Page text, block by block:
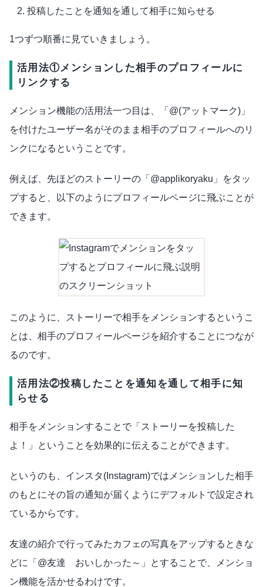
投稿したことを通知を通して相手に知らせる
1つずつ順番に見ていきましょう。
活用法①メンションした相手のプロフィールに
リンクする
メンション機能の活用法一つ目は、「@(アットマーク)」
を付けたユーザー名がそのまま相手のプロフィールへのリ
ンクになるということです。
例えば、先ほどのストーリーの「@applikoryaku」をタッ
プすると、以下のようにプロフィールページに飛ぶことが
できます。
このように、ストーリーで相手をメンションするというこ
とは、相手のプロフィールページを紹介することにつなが
るのです。
活用法②投稿したことを通知を通して相手に知
らせる
相手をメンションすることで「ストーリーを投稿した
よ！」ということを効果的に伝えることができます。
というのも、インスタ(Instagram)ではメンションした相手
のもとにその旨の通知が届くようにデフォルトで設定され
ているからです。
友達の紹介で行ってみたカフェの写真をアップするときな
どに「@友達 おいしかった～」とすることで、メンショ
ン機能を活かせるわけです。